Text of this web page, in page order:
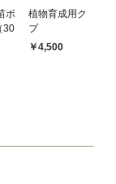
ポ
30
植物育成用クリッ
プ
￥4,500